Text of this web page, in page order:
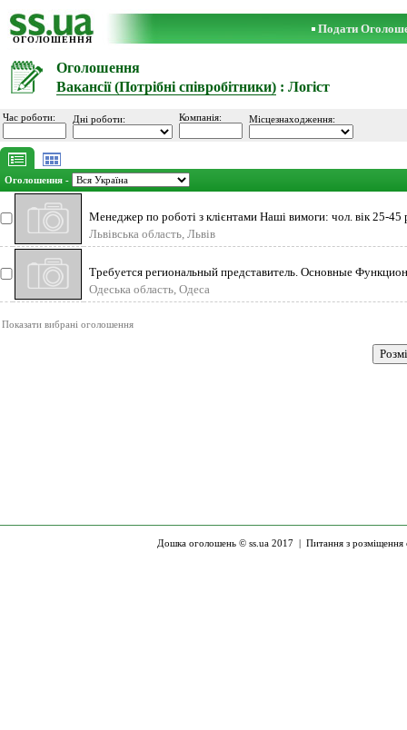
ОГОЛОШЕННЯ
Подати
Оголошення
Вакансії (Потрібні співробітники) : Логіст
Час роботи: Дні роботи: Компанія: Місцезнаходження:
Оголошення -
Менеджер по роботі з клієнтами Наші вимоги: чол. вік 25-45
робо
Львівська область, Львів
Требуется региональный представитель. Основные
Обязанности: Товарная и
Одеська область, Одеса
Показати вибрані оголошення
Дошка оголошень © ss.ua 2017 | Питання з